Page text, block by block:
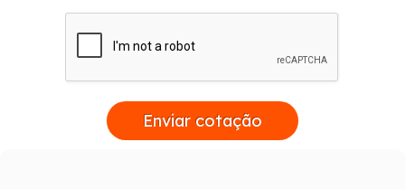
Enviar cotação